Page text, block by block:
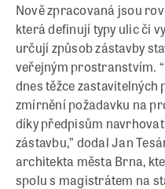
Nově zpracovaná jsou
která definují typy ulic či
určují způsob zástavby
veřejným prostranstvím.
dnes těžce zastavitelných
zmírnění požadavku na
díky předpisům
zástavbu,” dodal Jan
architekta města Brna,
spolu s magistrátem na